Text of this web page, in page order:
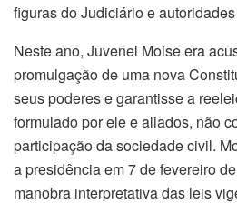
figuras do Judiciário e
Neste ano, Juvenel Moise era
promulgação de uma nova
seus poderes e garantisse a
formulado por ele e aliados, não
participação da sociedade civil.
a presidência em 7 de fevereiro
manobra interpretativa das leis